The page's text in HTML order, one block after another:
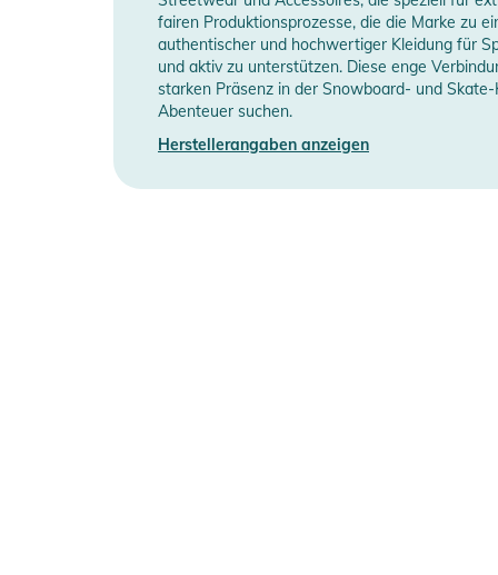
FUTTER: 100% Nylon-Taft
TECH-FUNKTIONEN:
- Skipass-Ärmeltasche
- Fleece-Taschenfutter
- Verbindung Jacke/Hose
Manufacturer Information
fairen Produktionsprozesse, die die Marke zu
authentischer und hochwertiger Kleidung für
und aktiv zu unterstützen. Diese enge
starken Präsenz in der Snowboard- und
Abenteuer suchen.
Herstellerangaben anzeigen